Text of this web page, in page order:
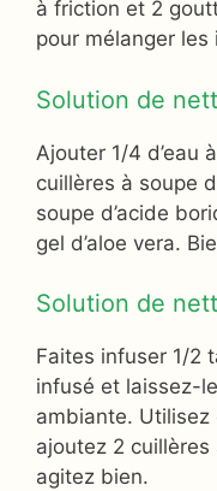
à friction et 2
pour mélanger les
Solution de
Ajouter 1/4 d’eau
cuillères à soupe
soupe d’acide
gel d’aloe vera.
Solution de
Faites infuser 1/2
infusé et laissez-
ambiante.
ajoutez 2 cuillères
agitez bien.